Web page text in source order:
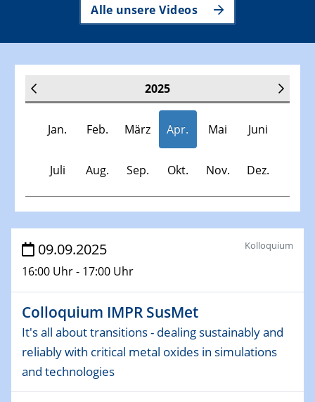
Alle unsere Videos
2025
Jan. Feb. März Apr. Mai Juni
Juli Aug. Sep. Okt. Nov. Dez.
Veranstaltungen
30.11.-0001 - 06.02.2025
SFB/TRR 247 Seminar
08.01.2025
Physikalisches Kolloquium
Shaping the future: The role of metrology in a changing
world
09.09.2025
16:00 Uhr - 17:00 Uhr
Kolloquium
Colloquium IMPR SusMet
It's all about transitions - dealing sustainably and
reliably with critical metal oxides in simulations
and technologies